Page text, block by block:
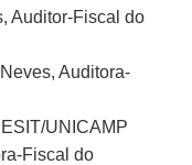
Auditor-Fiscal do
Auditora-
UNICAMP
Fiscal do